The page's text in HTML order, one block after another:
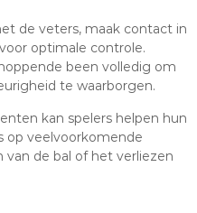
de veters, maak contact in
optimale controle.
been volledig om
te waarborgen.
kan spelers helpen hun
op veelvoorkomende
van de bal of het verliezen